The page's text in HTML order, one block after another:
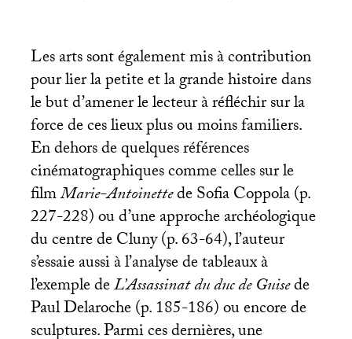
Les arts sont également mis à contribution
pour lier la petite et la grande histoire dans
le but d’amener le lecteur à réfléchir sur la
force de ces lieux plus ou moins familiers.
En dehors de quelques références
cinématographiques comme celles sur le
filmMarie-Antoinettede Sofia Coppola (p.
227-228) ou d’une approche archéologique
du centre de Cluny (p. 63-64), l’auteur
s’essaie aussi à l’analyse de tableaux à
l’exemple deL’Assassinat du duc de Guisede
Paul Delaroche (p. 185-186) ou encore de
sculptures. Parmi ces dernières, une